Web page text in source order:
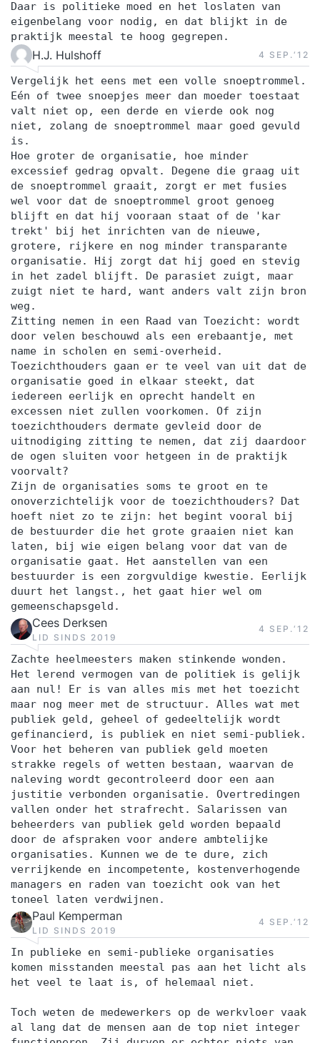
Daar is politieke moed en het loslaten van
eigenbelang voor nodig, en dat blijkt in de
praktijk meestal te hoog gegrepen.
H.J. Hulshoff 4 SEP.‘12
Vergelijk het eens met een volle snoeptrommel.
Eén of twee snoepjes meer dan moeder toestaat
valt niet op, een derde en vierde ook nog
niet, zolang de snoeptrommel maar goed gevuld
is.
Hoe groter de organisatie, hoe minder
excessief gedrag opvalt. Degene die graag uit
de snoeptrommel graait, zorgt er met fusies
wel voor dat de snoeptrommel groot genoeg
blijft en dat hij vooraan staat of de 'kar
trekt' bij het inrichten van de nieuwe,
grotere, rijkere en nog minder transparante
organisatie. Hij zorgt dat hij goed en stevig
in het zadel blijft. De parasiet zuigt, maar
zuigt niet te hard, want anders valt zijn bron
weg.
Zitting nemen in een Raad van Toezicht: wordt
door velen beschouwd als een erebaantje, met
name in scholen en semi-overheid.
Toezichthouders gaan er te veel van uit dat de
organisatie goed in elkaar steekt, dat
iedereen eerlijk en oprecht handelt en
excessen niet zullen voorkomen. Of zijn
toezichthouders dermate gevleid door de
uitnodiging zitting te nemen, dat zij daardoor
de ogen sluiten voor hetgeen in de praktijk
voorvalt?
Zijn de organisaties soms te groot en te
onoverzichtelijk voor de toezichthouders? Dat
hoeft niet zo te zijn: het begint vooral bij
de bestuurder die het grote graaien niet kan
laten, bij wie eigen belang voor dat van de
organisatie gaat. Het aanstellen van een
bestuurder is een zorgvuldige kwestie. Eerlijk
duurt het langst., het gaat hier wel om
gemeenschapsgeld.
Cees Derksen
LID SINDS 2019
4 SEP.‘12
Zachte heelmeesters maken stinkende wonden.
Het lerend vermogen van de politiek is gelijk
aan nul! Er is van alles mis met het toezicht
maar nog meer met de structuur. Alles wat met
publiek geld, geheel of gedeeltelijk wordt
gefinancierd, is publiek en niet semi-publiek.
Voor het beheren van publiek geld moeten
strakke regels of wetten bestaan, waarvan de
naleving wordt gecontroleerd door een aan
justitie verbonden organisatie. Overtredingen
vallen onder het strafrecht. Salarissen van
beheerders van publiek geld worden bepaald
door de afspraken voor andere ambtelijke
organisaties. Kunnen we de te dure, zich
verrijkende en incompetente, kostenverhogende
managers en raden van toezicht ook van het
toneel laten verdwijnen.
Paul Kemperman
LID SINDS 2019
4 SEP.‘12
In publieke en semi-publieke organisaties
komen misstanden meestal pas aan het licht als
het veel te laat is, of helemaal niet.
Toch weten de medewerkers op de werkvloer vaak
al lang dat de mensen aan de top niet integer